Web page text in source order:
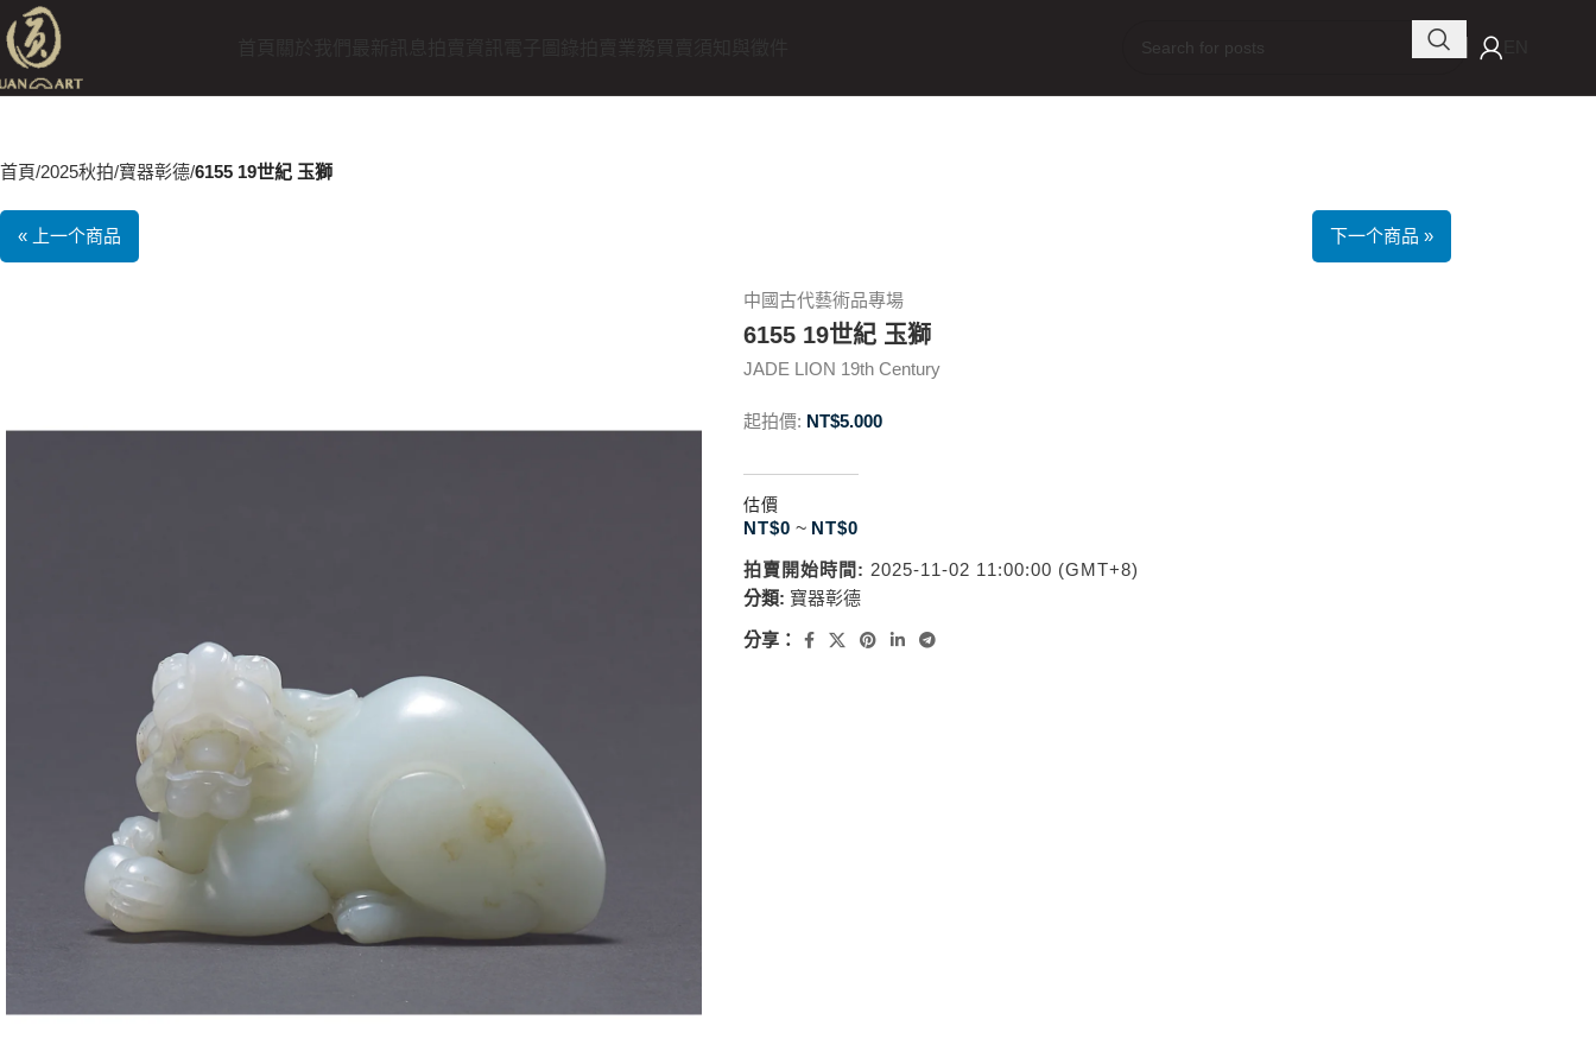
首頁 2025秋拍 寶器彰德 6155 19世紀 玉獅
« 上一个商品 下一个商品 »
中國古代藝術品專場
6155 19世紀 玉獅
JADE LION 19th Century
起拍價: NT$5.000
估價
NT$0 ~ NT$0
拍賣開始時間: 2025-11-02 11:00:00 (GMT+8)
分類: 寶器彰德
分享：